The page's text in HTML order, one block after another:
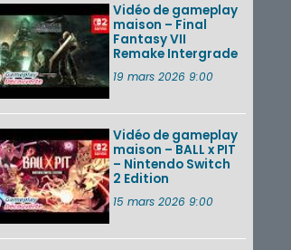
Vidéo de gameplay
maison – Final
Fantasy VII
Remake Intergrade
19 mars 2026 9:00
Vidéo de gameplay
maison – BALL x PIT
– Nintendo Switch
2 Edition
15 mars 2026 9:00